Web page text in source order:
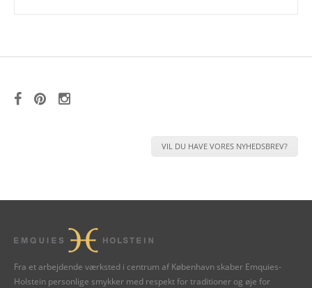
VIL DU HAVE VORES NYHEDSBREV?
Fra et arbejdende værksted i centrum af København skaber Emquies-
Holstein personlige smykker med respekt for traditioner og øje for